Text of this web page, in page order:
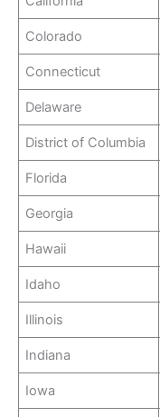
Colorado
Connecticut
Delaware
District of Columbia
Florida
Georgia
Hawaii
Idaho
Illinois
Indiana
Iowa